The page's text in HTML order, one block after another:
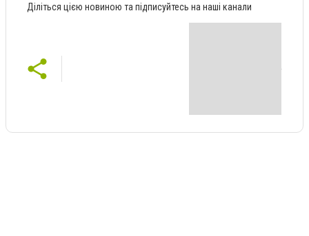
Діліться цією новиною та підписуйтесь на наші канали